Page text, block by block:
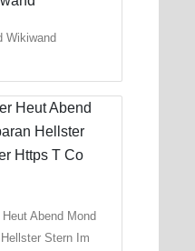
Wikiwand
Abend Mond
Stern Im